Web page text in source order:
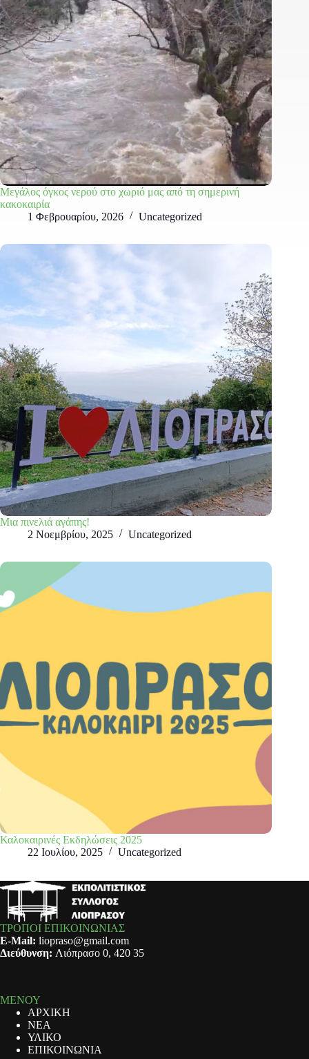
Μεγάλος όγκος νερού στο χωριό μας από τη σημερινή
κακοκαιρία
1 Φεβρουαρίου, 2026
Uncategorized
Μια πινελιά αγάπης!
2 Νοεμβρίου, 2025
Uncategorized
Καλοκαιρινές Εκδηλώσεις 2025
22 Ιουλίου, 2025
Uncategorized
ΤΡΟΠΟΙ ΕΠΙΚΟΙΝΩΝΙΑΣ
E-Mail: liopraso@gmail.com
Διεύθυνση: Λιόπρασο 0, 420 35
ΜΕΝΟΥ
ΑΡΧΙΚΗ
ΝΕΑ
ΥΛΙΚΟ
ΕΠΙΚΟΙΝΩΝΙΑ